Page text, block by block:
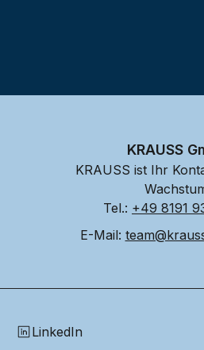
KRAUSS
KRAUSS ist Ihr
Tel.: +49 8191
E-Mail:
LinkedIn